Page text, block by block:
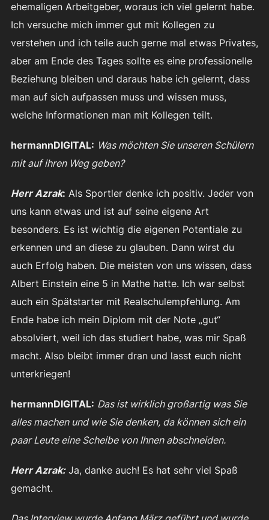
ehemaligen Arbeitgeber, woraus ich viel gelernt habe.
Ich versuche mich immer gut mit Kollegen zu
verstehen und ich teile auch gerne mal etwas Privates,
aber am Ende des Tages sollte es eine professionelle
Beziehung bleiben und daraus habe ich gelernt, dass
man auf sich aufpassen muss und wissen muss,
welche Informationen man mit Kollegen teilt.
hermannDIGITAL: Was möchten Sie unseren Schülern
mit auf ihren Weg geben?
Herr Azrak: Als Sportler denke ich positiv. Jeder von
uns kann etwas und ist auf seine eigene Art
besonders. Es ist wichtig die eigenen Potentiale zu
erkennen und an diese zu glauben. Dann wirst du
auch Erfolg haben. Die meisten von uns wissen, dass
Albert Einstein eine 5 in Mathe hatte. Ich war selbst
auch ein Spätstarter mit Realschulempfehlung. Am
Ende habe ich mein Diplom mit der Note „gut“
absolviert, weil ich das studiert habe, was mir Spaß
macht. Also bleibt immer dran und lasst euch nicht
unterkriegen!
hermannDIGITAL: Das ist wirklich großartig was Sie
alles machen und wie Sie denken, da können sich ein
paar Leute eine Scheibe von Ihnen abschneiden.
Herr Azrak:Ja, danke auch! Es hat sehr viel Spaß
gemacht.